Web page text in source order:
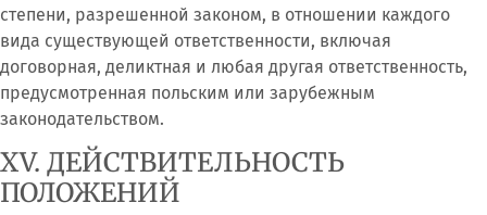
степени, разрешенной законом, в отношении каждого
вида существующей ответственности, включая
договорная, деликтная и любая другая ответственность,
предусмотренная польским или зарубежным
законодательством.
XV. ДЕЙСТВИТЕЛЬНОСТЬ
ПОЛОЖЕНИЙ